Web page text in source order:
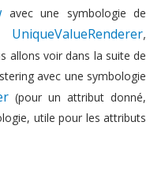
avec une symbologie de
UniqueValueRenderer,
allons voir dans la suite de
avec une symbologie
(pour un attribut donné,
utile pour les attributs